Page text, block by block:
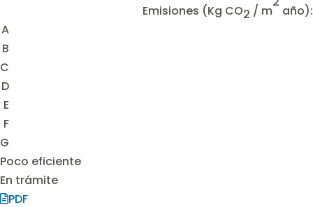
Emisiones (Kg CO2 / m
año):
A
B
C
D
E
F
G
Poco eficiente
En trámite
PDF